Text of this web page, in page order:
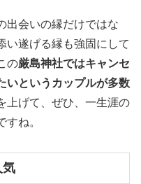
出会いの縁だけではな
い遂げる縁も強固にして
の厳島神社ではキャンセ
いというカップルが多数
上げて、ぜひ、一生涯の
ね。
気